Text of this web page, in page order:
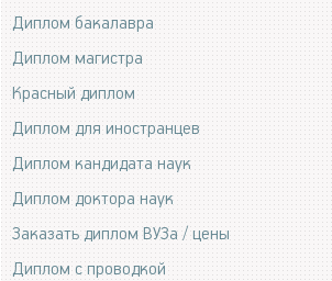
Диплом бакалавра
Диплом магистра
Красный диплом
Диплом для иностранцев
Диплом кандидата наук
Диплом доктора наук
Заказать диплом ВУЗа / цены
Диплом с проводкой